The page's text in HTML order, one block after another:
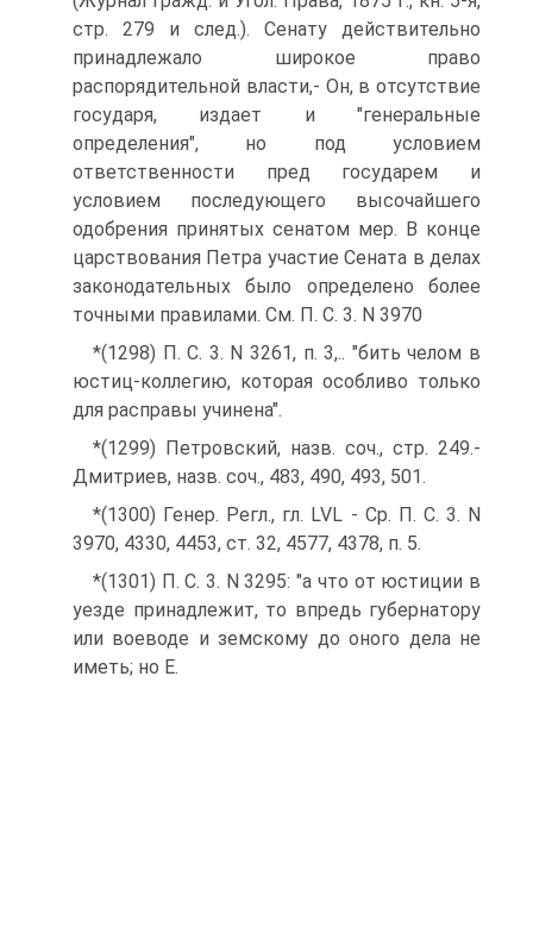
стр. 279 и след.). Сенату действительно
принадлежало широкое право
распорядительной власти,- Он, в отсутствие
государя, издает и "генеральные
определения", но под условием
ответственности пред государем и
условием последующего высочайшего
одобрения принятых сенатом мер. В конце
царствования Петра участие Сената в делах
законодательных было определено более
точными правилами. См. П. С. 3. N 3970
*(1298) П. С. 3. N 3261, п. 3,.. "бить челом в
юстиц-коллегию, которая особливо только
для расправы учинена".
*(1299) Петровский, назв. соч., стр. 249.-
Дмитриев, назв. соч., 483, 490, 493, 501.
*(1300) Генер. Регл., гл. LVL - Ср. П. С. 3. N
3970, 4330, 4453, ст. 32, 4577, 4378, п. 5.
*(1301) П. С. 3. N 3295: "а что от юстиции в
уезде принадлежит, то впредь губернатору
или воеводе и земскому до оного дела не
иметь; но Е.